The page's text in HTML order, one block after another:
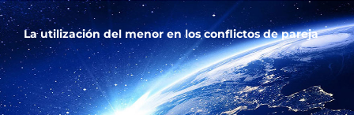
La utilización del menor en los conflictos de pareja